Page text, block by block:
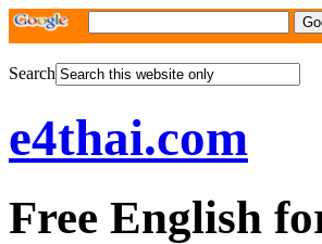
Search
e4thai.com
Free English